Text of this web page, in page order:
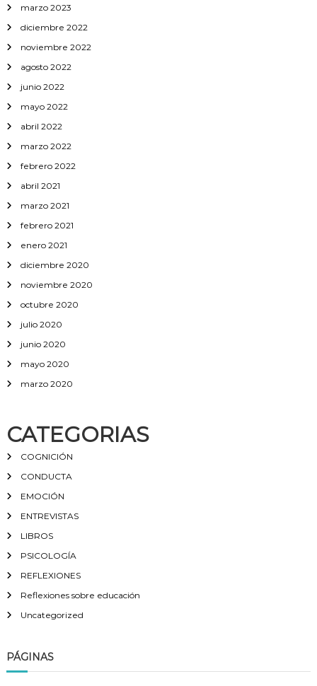
marzo 2023
diciembre 2022
noviembre 2022
agosto 2022
junio 2022
mayo 2022
abril 2022
marzo 2022
febrero 2022
abril 2021
marzo 2021
febrero 2021
enero 2021
diciembre 2020
noviembre 2020
octubre 2020
julio 2020
junio 2020
mayo 2020
marzo 2020
CATEGORIAS
COGNICIÓN
CONDUCTA
EMOCIÓN
ENTREVISTAS
LIBROS
PSICOLOGÍA
REFLEXIONES
Reflexiones sobre educación
Uncategorized
PÁGINAS